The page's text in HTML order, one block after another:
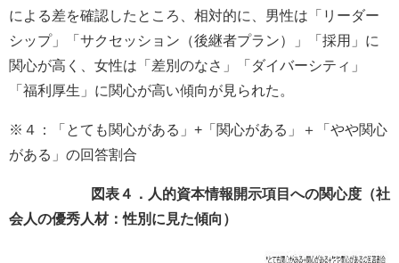
による差を確認したところ、相対的に、男性は「リーダー
シップ」「サクセッション（後継者プラン）」「採用」に
関心が高く、女性は「差別のなさ」「ダイバーシティ」
「福利厚生」に関心が高い傾向が見られた。
※４：「とても関心がある」+「関心がある」＋「やや関心
がある」の回答割合
図表４．人的資本情報開示項目への関心度（社
会人の優秀人材：性別に見た傾向）